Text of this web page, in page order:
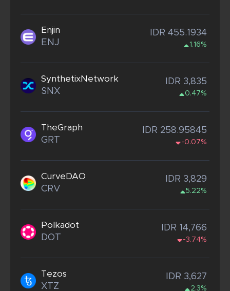
Enjin
ENJ
IDR 455.1934
1.16%
SynthetixNetwork
SNX
IDR 3,835
0.47%
TheGraph
GRT
IDR 258.95845
-0.07%
CurveDAO
CRV
IDR 3,829
5.22%
Polkadot
DOT
IDR 14,766
-3.74%
Tezos
XTZ
IDR 3,627
2.3%